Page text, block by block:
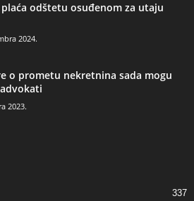
plaća odštetu osuđenom za utaju
2024.
o prometu nekretnina sada mogu
2023.
337